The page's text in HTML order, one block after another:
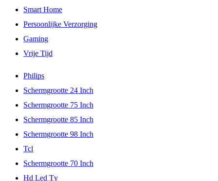
Smart Home
Persoonlijke Verzorging
Gaming
Vrije Tijd
Philips
Schermgrootte 24 Inch
Schermgrootte 75 Inch
Schermgrootte 85 Inch
Schermgrootte 98 Inch
Tcl
Schermgrootte 70 Inch
Hd Led Tv